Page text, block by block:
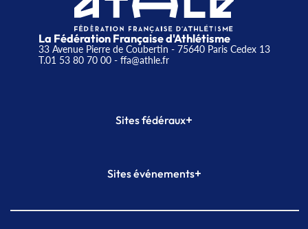
La Fédération Française d'Athlétisme
33 Avenue Pierre de Coubertin - 75640 Paris Cedex 13
T.01 53 80 70 00- ffa@athle.fr
Sites fédéraux+
Plateforme Formation
Sites événements+
Meeting de Paris indoor